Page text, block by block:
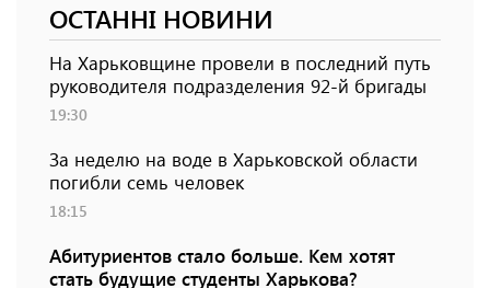
ОСТАННІ НОВИНИ
На Харьковщине провели в последний путь
руководителя подразделения 92-й бригады
19:30
За неделю на воде в Харьковской области
погибли семь человек
18:15
Абитуриентов стало больше. Кем хотят
стать будущие студенты Харькова?